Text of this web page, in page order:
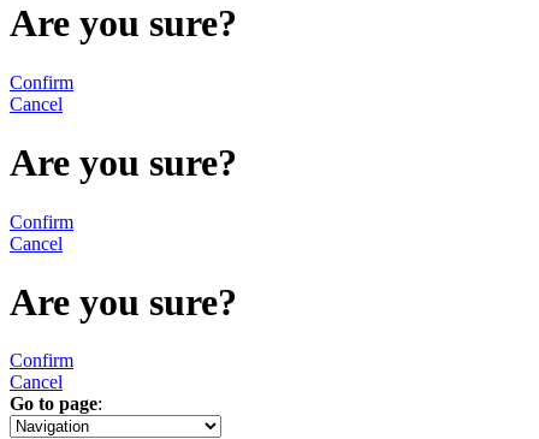
Are you sure?
Confirm
Cancel
Are you sure?
Confirm
Cancel
Are you sure?
Confirm
Cancel
Go to page:
« 1 2